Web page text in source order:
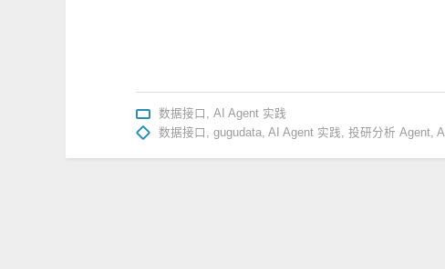
数据接口 , AI Agent 实践
数据接口 , gugudata, AI Agent 实践, 投研分析 Agent,